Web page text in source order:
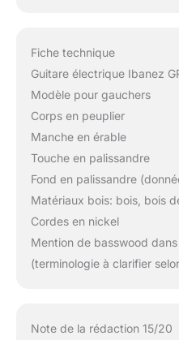
Fiche technique
Guitare électrique Ibanez
Modèle pour gauchers
Corps en peuplier
Manche en érable
Touche en palissandre
Fond en palissandre
Matériaux bois: bois, bois
Cordes en nickel
Mention de basswood
(terminologie à clarifier
Note de la rédaction 15/20